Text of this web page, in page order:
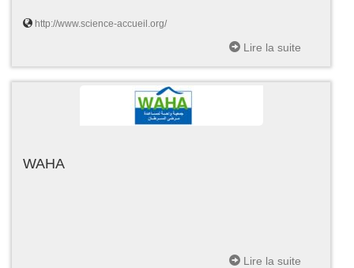
http://www.science-accueil.org/
Lire la suite
WAHA
Lire la suite